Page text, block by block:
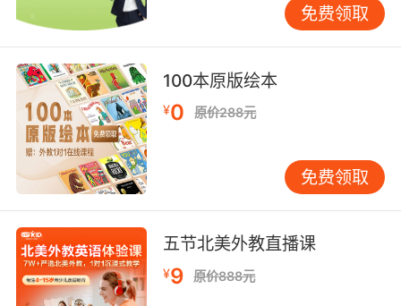
8. The minaret they can see from miles away,
but those can help pinpoint our position.
他们能从几千米外看到清真寺的尖顶 但那些悍马
可以帮他们定位我们的具 置
9. A great dome surrounded by half domes,
four minarets, a structure as immense as the
大穹顶需要由半圆顶和四座尖塔拱卫 整个结构需
要像横跨两大陆的帝国一样庞大
免费领取
100本原版绘本
¥0 原价288元
免费领取
五节北美外教直播课
¥9 原价888元